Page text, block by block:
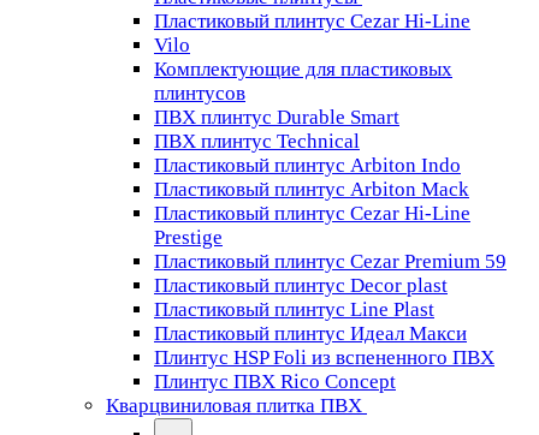
Пластиковый плинтус Cezar Hi-Line
Vilo
Комплектующие для пластиковых
плинтусов
ПВХ плинтус Durable Smart
ПВХ плинтус Technical
Пластиковый плинтус Arbiton Indo
Пластиковый плинтус Arbiton Mack
Пластиковый плинтус Cezar Hi-Line
Prestige
Пластиковый плинтус Cezar Premium 59
Пластиковый плинтус Decor plast
Пластиковый плинтус Line Plast
Пластиковый плинтус Идеал Макси
Плинтус HSP Foli из вспененного ПВХ
Плинтус ПВХ Rico Concept
Кварцвиниловая плитка ПВХ